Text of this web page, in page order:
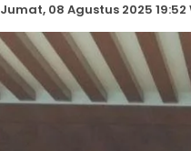
Jumat, 08 Agustus 2025 19:52